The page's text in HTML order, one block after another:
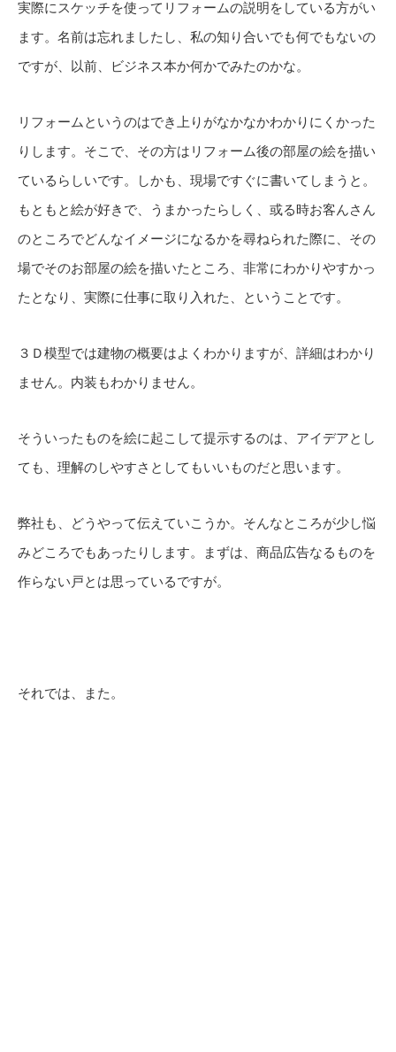
実際にスケッチを使ってリフォームの説明をしている方がい
ます。名前は忘れましたし、私の知り合いでも何でもないの
ですが、以前、ビジネス本か何かでみたのかな。
リフォームというのはでき上りがなかなかわかりにくかった
りします。そこで、その方はリフォーム後の部屋の絵を描い
ているらしいです。しかも、現場ですぐに書いてしまうと。
もともと絵が好きで、うまかったらしく、或る時お客んさん
のところでどんなイメージになるかを尋ねられた際に、その
場でそのお部屋の絵を描いたところ、非常にわかりやすかっ
たとなり、実際に仕事に取り入れた、ということです。
３Ｄ模型では建物の概要はよくわかりますが、詳細はわかり
ません。内装もわかりません。
そういったものを絵に起こして提示するのは、アイデアとし
ても、理解のしやすさとしてもいいものだと思います。
弊社も、どうやって伝えていこうか。そんなところが少し悩
みどころでもあったりします。まずは、商品広告なるものを
作らない戸とは思っているですが。
それでは、また。